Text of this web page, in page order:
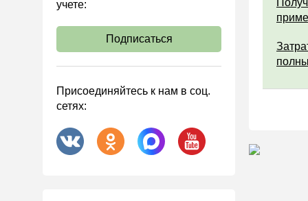
Налоговое планирование
Финансовый контроль
Договоры
ООО
АО
Госзакупки
учете:
Подписаться
Присоединяйтесь к нам в соц.
сетях: